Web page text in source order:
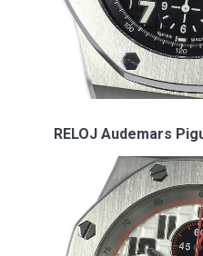
RELOJ Audemars